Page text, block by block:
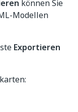
können Sie
Modellen
Exportieren